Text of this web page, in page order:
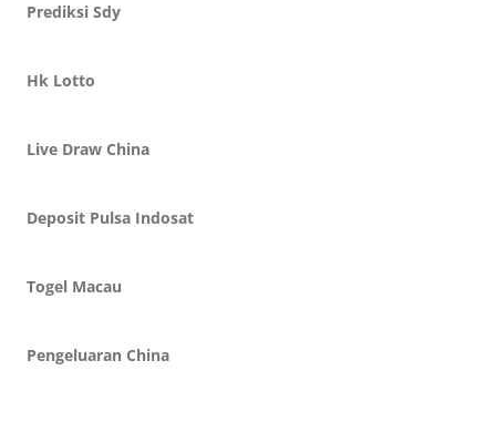
Prediksi Sdy
Hk Lotto
Live Draw China
Deposit Pulsa Indosat
Togel Macau
Pengeluaran China